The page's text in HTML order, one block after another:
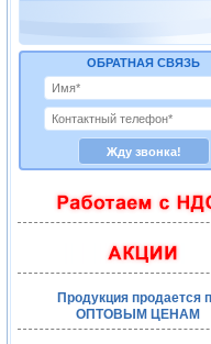
ОБРАТНАЯ СВЯЗЬ
Продукция продается
ОПТОВЫМ ЦЕНАМ